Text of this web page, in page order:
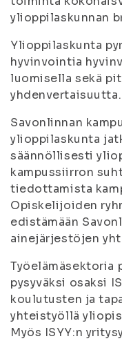
ylioppilaskunnan
Ylioppilaskunta
hyvinvointia
luomisella sekä
yhdenvertaisuutta.
Savonlinnan
ylioppilaskunta
säännöllisesti
kampussiirron
tiedottamista
Opiskelijoiden
edistämään
ainejärjestöjen
Työelämäsektoria
pysyväksi osaksi
koulutusten ja
yhteistyöllä
Myös ISYY:n